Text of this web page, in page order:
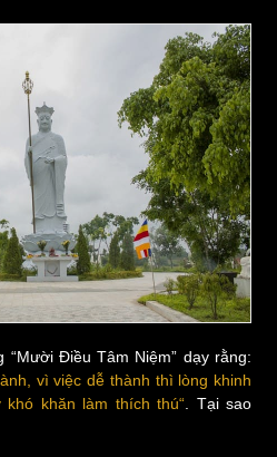
“Mười Điều Tâm Niệm” dạy rằng:
vì việc dễ thành thì lòng khinh
khăn làm thích thú“ . Tại sao